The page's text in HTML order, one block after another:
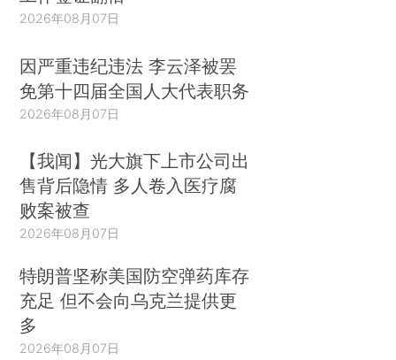
2026年08月07日
因严重违纪违法 李云泽被罢
免第十四届全国人大代表职务
2026年08月07日
【我闻】光大旗下上市公司出
售背后隐情 多人卷入医疗腐
败案被查
2026年08月07日
特朗普坚称美国防空弹药库存
充足 但不会向乌克兰提供更
多
2026年08月07日